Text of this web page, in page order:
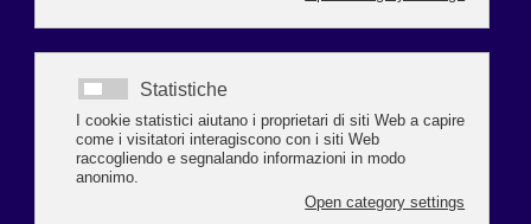
E’ in partenza mercoledì 17 aprile alle ore 15.00 il corso SAB per gestire